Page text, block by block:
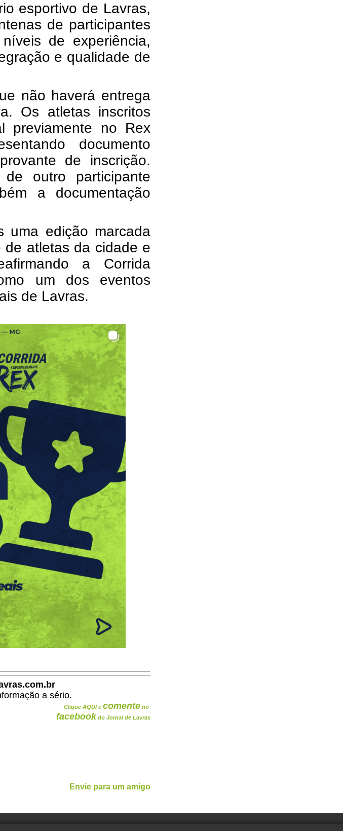
esportivo de Lavras,
de participantes
de experiência,
e qualidade de
não haverá entrega
Os atletas inscritos
previamente no Rex
documento
de inscrição.
outro participante
a documentação
uma edição marcada
de atletas da cidade e
a Corrida
um dos eventos
de Lavras.
a sério.
Clique AQUI e comente no
facebook do Jornal de Lavras
Envie para um amigo